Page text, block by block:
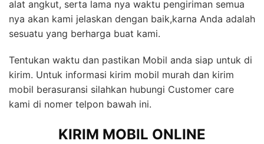
alat angkut, serta lama nya waktu pengiriman semua
nya akan kami jelaskan dengan baik,karna Anda adalah
sesuatu yang berharga buat kami.
Tentukan waktu dan pastikan Mobil anda siap untuk di
kirim. Untuk informasi kirim mobil murah dan kirim
mobil berasuransi silahkan hubungi Customer care
kami di nomer telpon bawah ini.
KIRIM MOBIL ONLINE